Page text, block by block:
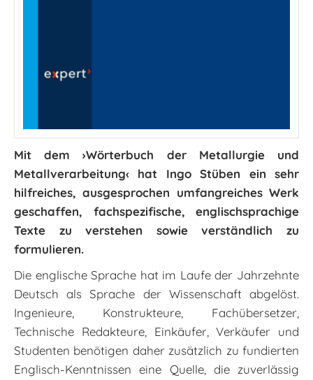
Mit dem ›Wörterbuch der Metallurgie und
Metallverarbeitung‹ hat Ingo Stüben ein sehr
hilfreiches, ausgesprochen umfangreiches Werk
geschaffen, fachspezifische, englischsprachige
Texte zu verstehen sowie verständlich zu
formulieren.
Die englische Sprache hat im Laufe der Jahrzehnte
Deutsch als Sprache der Wissenschaft abgelöst.
Ingenieure, Konstrukteure, Fachübersetzer,
Technische Redakteure, Einkäufer, Verkäufer und
Studenten benötigen daher zusätzlich zu fundierten
Englisch-Kenntnissen eine Quelle, die zuverlässig